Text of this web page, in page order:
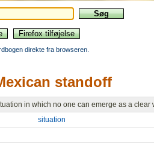
direkte fra browseren.
standoff
in which no one can emerge as a clear
situation